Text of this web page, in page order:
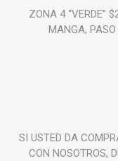
ZONA 4 “VERDE”
MANGA,
SI USTED DA
CON NOSOTROS,